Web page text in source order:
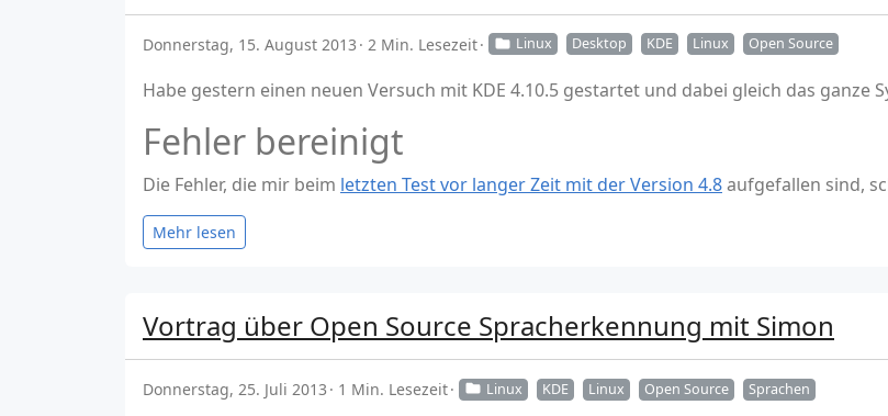
Donnerstag, 15. August 2013 2 Min. Lesezeit Linux Desktop KDE Linux Open Source
Habe gestern einen neuen Versuch mit KDE 4.10.5 gestartet und dabei gleich das ganze
Fehler bereinigt
Die Fehler, die mir beim letzten Test vor langer Zeit mit der Version 4.8aufgefallen sind,
Mehr lesen
Vortrag über Open Source Spracherkennung mit Simon
Donnerstag, 25. Juli 2013 1 Min. Lesezeit Linux KDE Linux Open Source Sprachen